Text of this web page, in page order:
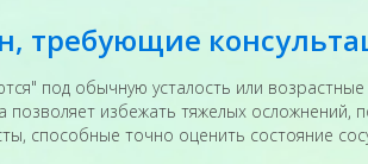
требующие
под обычную усталость или
позволяет избежать тяжелых
способные точно оценить состояние